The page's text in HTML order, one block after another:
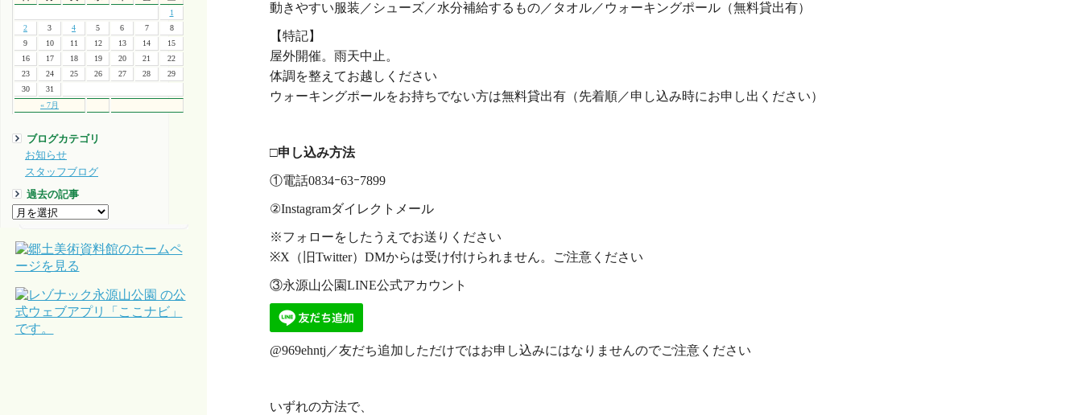
« 7月
1
2
3 4 5 6 7
8
9
10 11 12 13 14
15
16
17 18 19 20 21
22
23
24 25 26 27 28
29
30
31
ブログカテゴリ
お知らせ
スタッフブログ
過去の記事
動きやすい服装／シューズ／水分補給するもの／タオル／ウォーキングポール（無料貸出有）
【特記】
屋外開催。雨天中止。
体調を整えてお越しください
ウォーキングポールをお持ちでない方は無料貸出有（先着順／申し込み時にお申し出ください）
□申し込み方法
①電話0834ｰ63ｰ7899
②Instagramダイレクトメール
※フォローをしたうえでお送りください
※X（旧Twitter）DMからは受け付けられません。ご注意ください
③永源山公園LINE公式アカウント
@969ehntj／友だち追加しただけではお申し込みにはなりませんのでご注意ください
いずれの方法で、